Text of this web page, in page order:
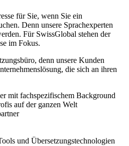
für Sie, wenn Sie ein
Denn unsere Sprachexperten
Für SwissGlobal stehen der
im Fokus.
denn unsere Kunden
die sich an ihren
mit fachspezifischem Background
auf der ganzen Welt
und Übersetzungstechnologien